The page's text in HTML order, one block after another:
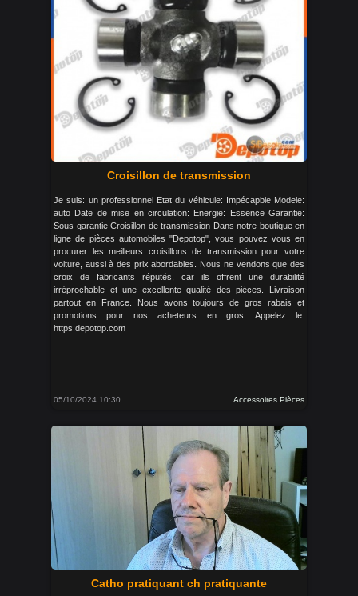
Croisillon de transmission
Je suis: un professionnel Etat du véhicule: Impécapble Modele:
auto Date de mise en circulation: Energie: Essence Garantie:
Sous garantie Croisillon de transmission Dans notre boutique en
ligne de pièces automobiles "Depotop", vous pouvez vous en
procurer les meilleurs croisillons de transmission pour votre
voiture, aussi à des prix abordables. Nous ne vendons que des
croix de fabricants réputés, car ils offrent une durabilité
irréprochable et une excellente qualité des pièces. Livraison
partout en France. Nous avons toujours de gros rabais et
promotions pour nos acheteurs en gros. Appelez le.
https:depotop.com
05/10/2024 10:30 Accessoires Pièces
Catho pratiquant ch pratiquante